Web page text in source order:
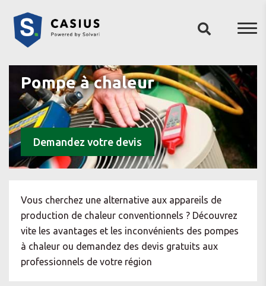
Pompe à chaleur
Demandez votre devis
Vous cherchez une alternative aux appareils de
production de chaleur conventionnels ? Découvrez
vite les avantages et les inconvénients des pompes
à chaleur ou demandez des devis gratuits aux
professionnels de votre région